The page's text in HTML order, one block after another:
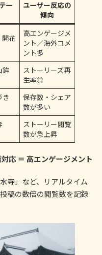
ー
ユーザー反応の
傾向
開花
高エンゲージメ
ント／海外コメ
ント多
鉾
ストーリーズ再
生率◎
き
保存数・シェア
数が多い
ストーリー閲覧
数が急上昇
応 ＝ 高エンゲージメント
寺」など、リアルタイム
稿の数倍の閲覧数を記録